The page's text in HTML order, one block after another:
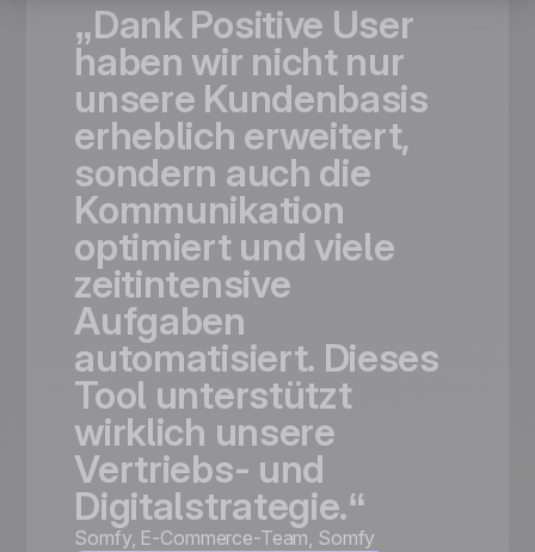
„Dank Positive User
haben wir nicht nur
unsere Kundenbasis
erheblich erweitert,
sondern auch die
Kommunikation
optimiert und viele
zeitintensive
Aufgaben
automatisiert. Dieses
Tool unterstützt
wirklich unsere
Vertriebs- und
Digitalstrategie.“
Somfy, E-Commerce-Team, Somfy